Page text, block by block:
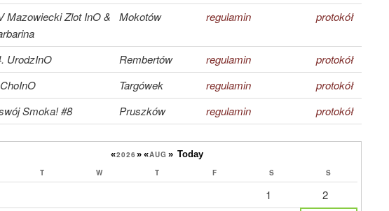
Mazowiecki Zlot InO &
Mokotów regulamin protokół
UrodzInO Rembertów regulamin
protokół
Targówek regulamin
protokół
Smoka! #8 Pruszków regulamin protokół
«2026 » «AUG » Today
T W T F S S
1
2